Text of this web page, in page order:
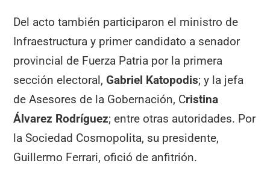
Del acto también participaron el ministro de
Infraestructura y primer candidato a senador
provincial de Fuerza Patria por la primera
sección electoral, Gabriel Katopodis; y la jefa
de Asesores de la Gobernación, Cristina
Álvarez Rodríguez; entre otras autoridades. Por
la Sociedad Cosmopolita, su presidente,
Guillermo Ferrari, ofició de anfitrión.